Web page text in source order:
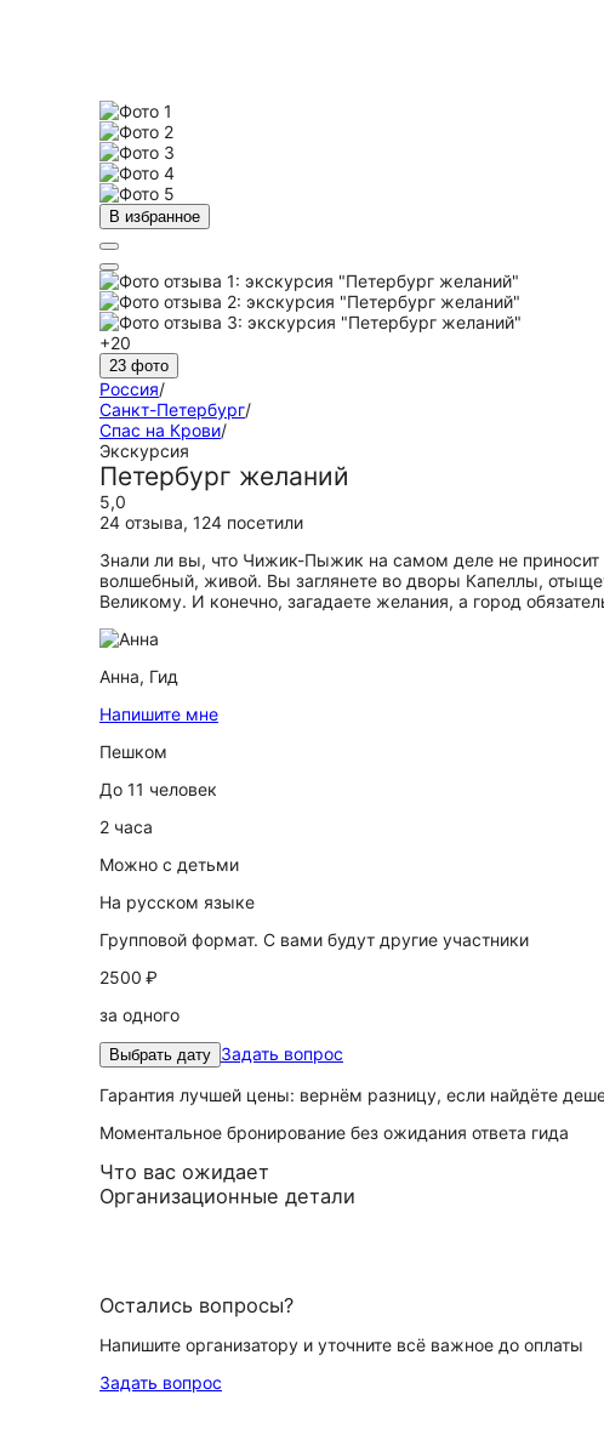
В избранное
+20
23 фото
Россия/
Санкт-Петербург/
Спас на Крови/
Экскурсия
Петербург желаний
5,0
24 отзыва, 124 посетили
Знали ли вы, что Чижик-Пыжик на самом деле не приносит
волшебный, живой. Вы заглянете во дворы Капеллы,
Великому. И конечно, загадаете желания, а город
Анна, Гид
Напишите мне
Пешком
До 11 человек
2 часа
Можно с детьми
На русском языке
Групповой формат. С вами будут другие участники
2500 ₽
за одного
Выбрать дату Задать вопрос
Гарантия лучшей цены: вернём разницу, если найдёте
Моментальное бронирование без ожидания ответа гида
Что вас ожидает
Организационные детали
Остались вопросы?
Напишите организатору и уточните всё важное до оплаты
Задать вопрос